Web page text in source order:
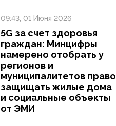
09:43, 01 Июня 2026
5G за счет здоровья
граждан: Минцифры
намерено отобрать у
регионов и
муниципалитетов право
защищать жилые дома
и социальные объекты
от ЭМИ